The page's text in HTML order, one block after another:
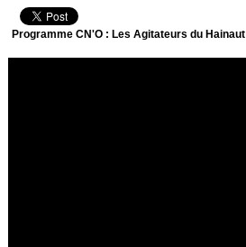
Programme CN'O : Les Agitateurs du Hainaut